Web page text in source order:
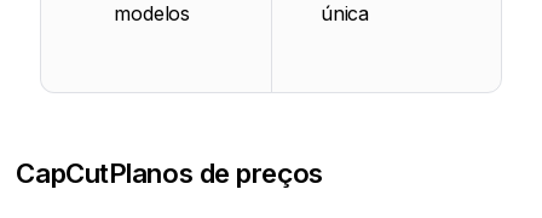
modelos
única
CapCutPlanos de preços